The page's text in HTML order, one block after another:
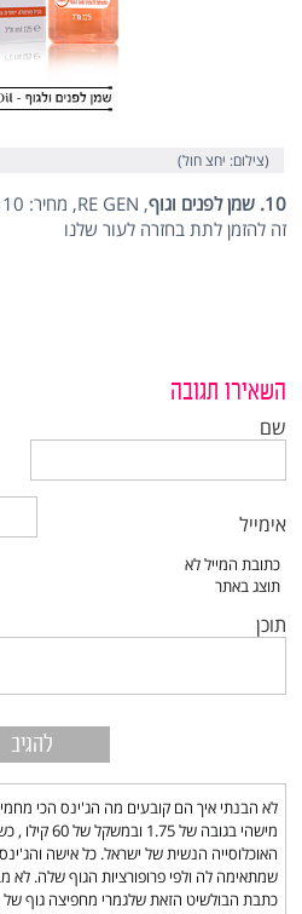
(צילום: יחצ חול)
10. שמן לפנים וגוף
, RE GEN, מחיר: 110שקלים
זה להזמן לתת בחזרה לעור שלנו
השאירו תגובה
שם
אימייל
תוכן
לא הבנתי איך הם קובעים מה הג'ינס הכי
מישהי בגובה
האוכלוסייה הנשית של ישראל. כל אישה
שמתאימה לה ולפי פרופורציות הגוף שלה. לא